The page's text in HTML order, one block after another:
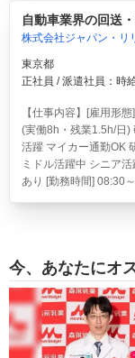
自動車業界の回送
株式会社ジャパン・リ
東京都
正社員 / 派遣社員：時
【仕事内容】[雇用形
(実働8h・残業1.5h/日)
活躍 マイカー通勤OK
ミドル活躍中 シニア
あり [勤務時間] 08:30
今、あなたにオ